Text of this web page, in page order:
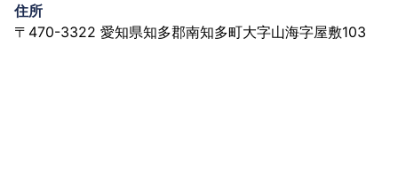
住所
〒470-3322 愛知県知多郡南知多町大字山海字屋敷103